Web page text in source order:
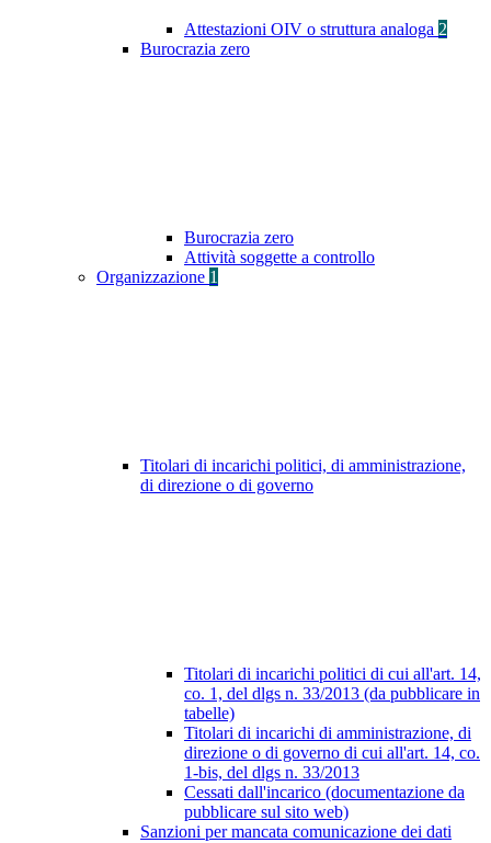
Attestazioni OIV o struttura analoga 2
Burocrazia zero
Burocrazia zero
Attività soggette a controllo
Organizzazione 1
Titolari di incarichi politici, di amministrazione,
di direzione o di governo
Titolari di incarichi politici di cui all'art. 14,
co. 1, del dlgs n. 33/2013 (da pubblicare in
tabelle)
Titolari di incarichi di amministrazione, di
direzione o di governo di cui all'art. 14, co.
1-bis, del dlgs n. 33/2013
Cessati dall'incarico (documentazione da
pubblicare sul sito web)
Sanzioni per mancata comunicazione dei dati